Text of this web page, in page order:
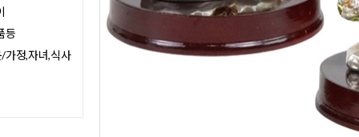
등
가정,자녀,식사